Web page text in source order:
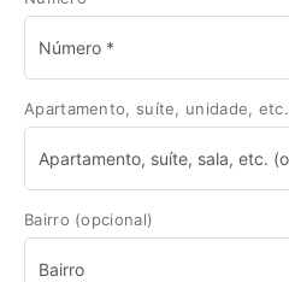
Apartamento, suíte, unidade, etc.
Bairro (opcional)